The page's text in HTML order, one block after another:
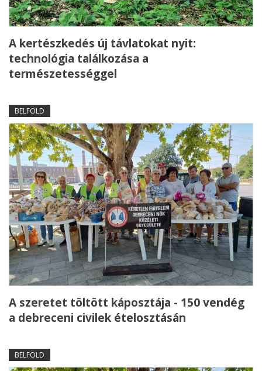
A kertészkedés új távlatokat nyit:
technológia találkozása a
természetességgel
BELFÖLD
A szeretet töltött káposztája - 150 vendég
a debreceni civilek ételosztásán
BELFÖLD